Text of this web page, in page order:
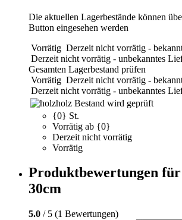
Die aktuellen Lagerbestände können
Button eingesehen werden
Vorrätig Derzeit nicht vorrätig -
Derzeit nicht vorrätig - unbekanntes
Gesamten Lagerbestand prüfen
Vorrätig Derzeit nicht vorrätig -
Derzeit nicht vorrätig - unbekanntes
holz Bestand wird geprüft
{0} St.
Vorrätig ab {0}
Derzeit nicht vorrätig
Vorrätig
Produktbewertungen
30cm
5.0 / 5 (1 Bewertungen)